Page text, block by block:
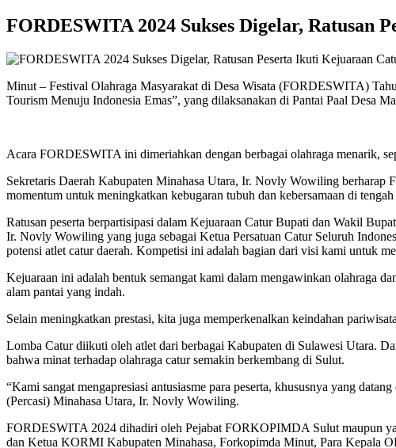
FORDESWITA 2024 Sukses Digelar, Ratusan
Minut – Festival Olahraga Masyarakat di Desa Wisata (FORDESWITA)
Tourism Menuju Indonesia Emas”, yang dilaksanakan di Pantai Paal Desa
Acara FORDESWITA ini dimeriahkan dengan berbagai olahraga menarik,
Sekretaris Daerah Kabupaten Minahasa Utara, Ir. Novly Wowiling berharap
momentum untuk meningkatkan kebugaran tubuh dan kebersamaan di tengah
Ratusan peserta berpartisipasi dalam Kejuaraan Catur Bupati dan Wakil
Ir. Novly Wowiling yang juga sebagai Ketua Persatuan Catur Seluruh
potensi atlet catur daerah. Kompetisi ini adalah bagian dari visi kami untuk
Kejuaraan ini adalah bentuk semangat kami dalam mengawinkan olahraga
alam pantai yang indah.
Selain meningkatkan prestasi, kita juga memperkenalkan keindahan
Lomba Catur diikuti oleh atlet dari berbagai Kabupaten di Sulawesi Utara.
bahwa minat terhadap olahraga catur semakin berkembang di Sulut.
“Kami sangat mengapresiasi antusiasme para peserta, khususnya yang
(Percasi) Minahasa Utara, Ir. Novly Wowiling.
FORDESWITA 2024 dihadiri oleh Pejabat FORKOPIMDA Sulut maupun
dan Ketua KORMI Kabupaten Minahasa, Forkopimda Minut, Para Kepala